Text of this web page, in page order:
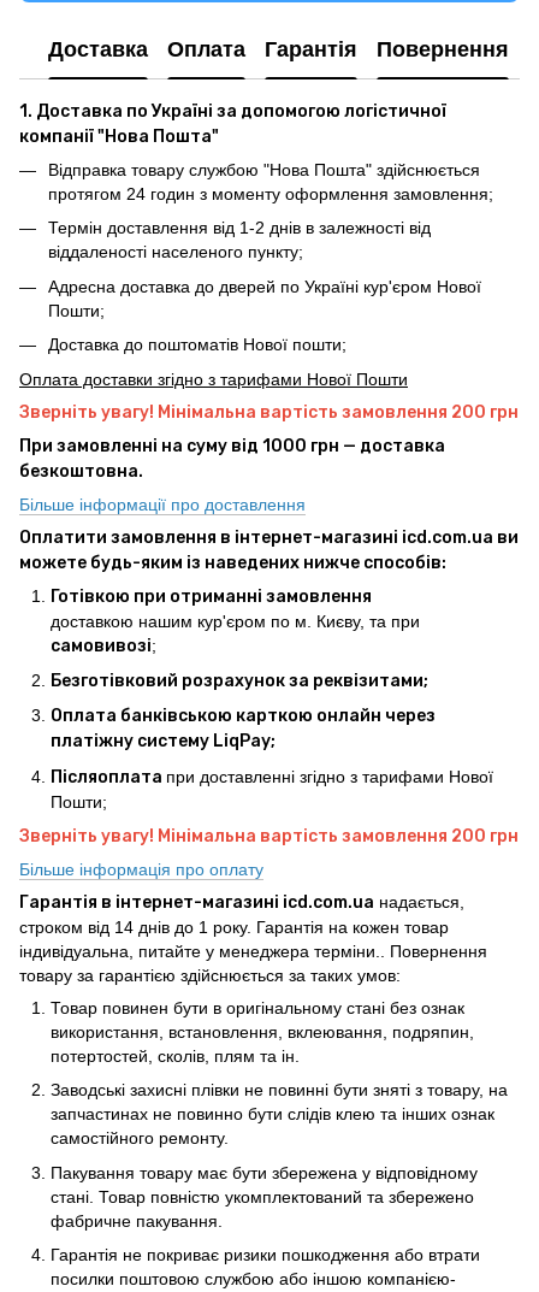
Доставка Оплата Гарантія Повернення
1. Доставка по Україні за допомогою логістичної
компанії "Нова Пошта"
Відправка товару службою "Нова Пошта" здійснюється
протягом 24 годин з моменту оформлення замовлення;
Термін доставлення від 1-2 днів в залежності від
віддаленості населеного пункту;
Адресна доставка до дверей по Україні кур'єром Нової
Пошти;
Доставка до поштоматів Нової пошти;
Оплата доставки згідно з тарифами Нової Пошти
Зверніть увагу! Мінімальна вартість замовлення 200 грн
При замовленні на суму від 1000 грн — доставка
безкоштовна.
Більше інформації про доставлення
Оплатити замовлення в інтернет-магазині icd.com.ua ви
можете будь-яким із наведених нижче способів:
Готівкою при отриманні замовлення
доставкою нашим кур'єром по м. Києву, та при
самовивозі;
Безготівковий розрахунок за реквізитами;
Оплата банківською карткою онлайн через
платіжну систему LiqPay;
Післяоплата при доставленні згідно з тарифами Нової
Пошти;
Зверніть увагу! Мінімальна вартість замовлення 200 грн
Більше інформація про оплату
Гарантія в інтернет-магазині icd.com.ua надається,
строком від 14 днів до 1 року. Гарантія на кожен товар
індивідуальна, питайте у менеджера терміни.. Повернення
товару за гарантією здійснюється за таких умов:
Товар повинен бути в оригінальному стані без ознак
використання, встановлення, вклеювання, подряпин,
потертостей, сколів, плям та ін.
Заводські захисні плівки не повинні бути зняті з товару, на
запчастинах не повинно бути слідів клею та інших ознак
самостійного ремонту.
Пакування товару має бути збережена у відповідному
стані. Товар повністю укомплектований та збережено
фабричне пакування.
Гарантія не покриває ризики пошкодження або втрати
посилки поштовою службою або іншою компанією-